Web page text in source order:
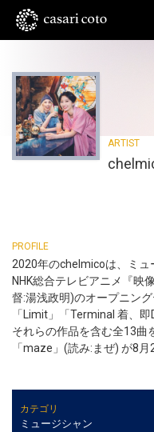
2020年のchelmicoは、ミ
NHK総合テレビアニメ『映
督:湯浅政明)のオープニン
「Limit」「Terminal 着、
それらの作品を含む全13曲
「maze」(読み:まぜ) が8月
カテゴリ
ミュージシャン